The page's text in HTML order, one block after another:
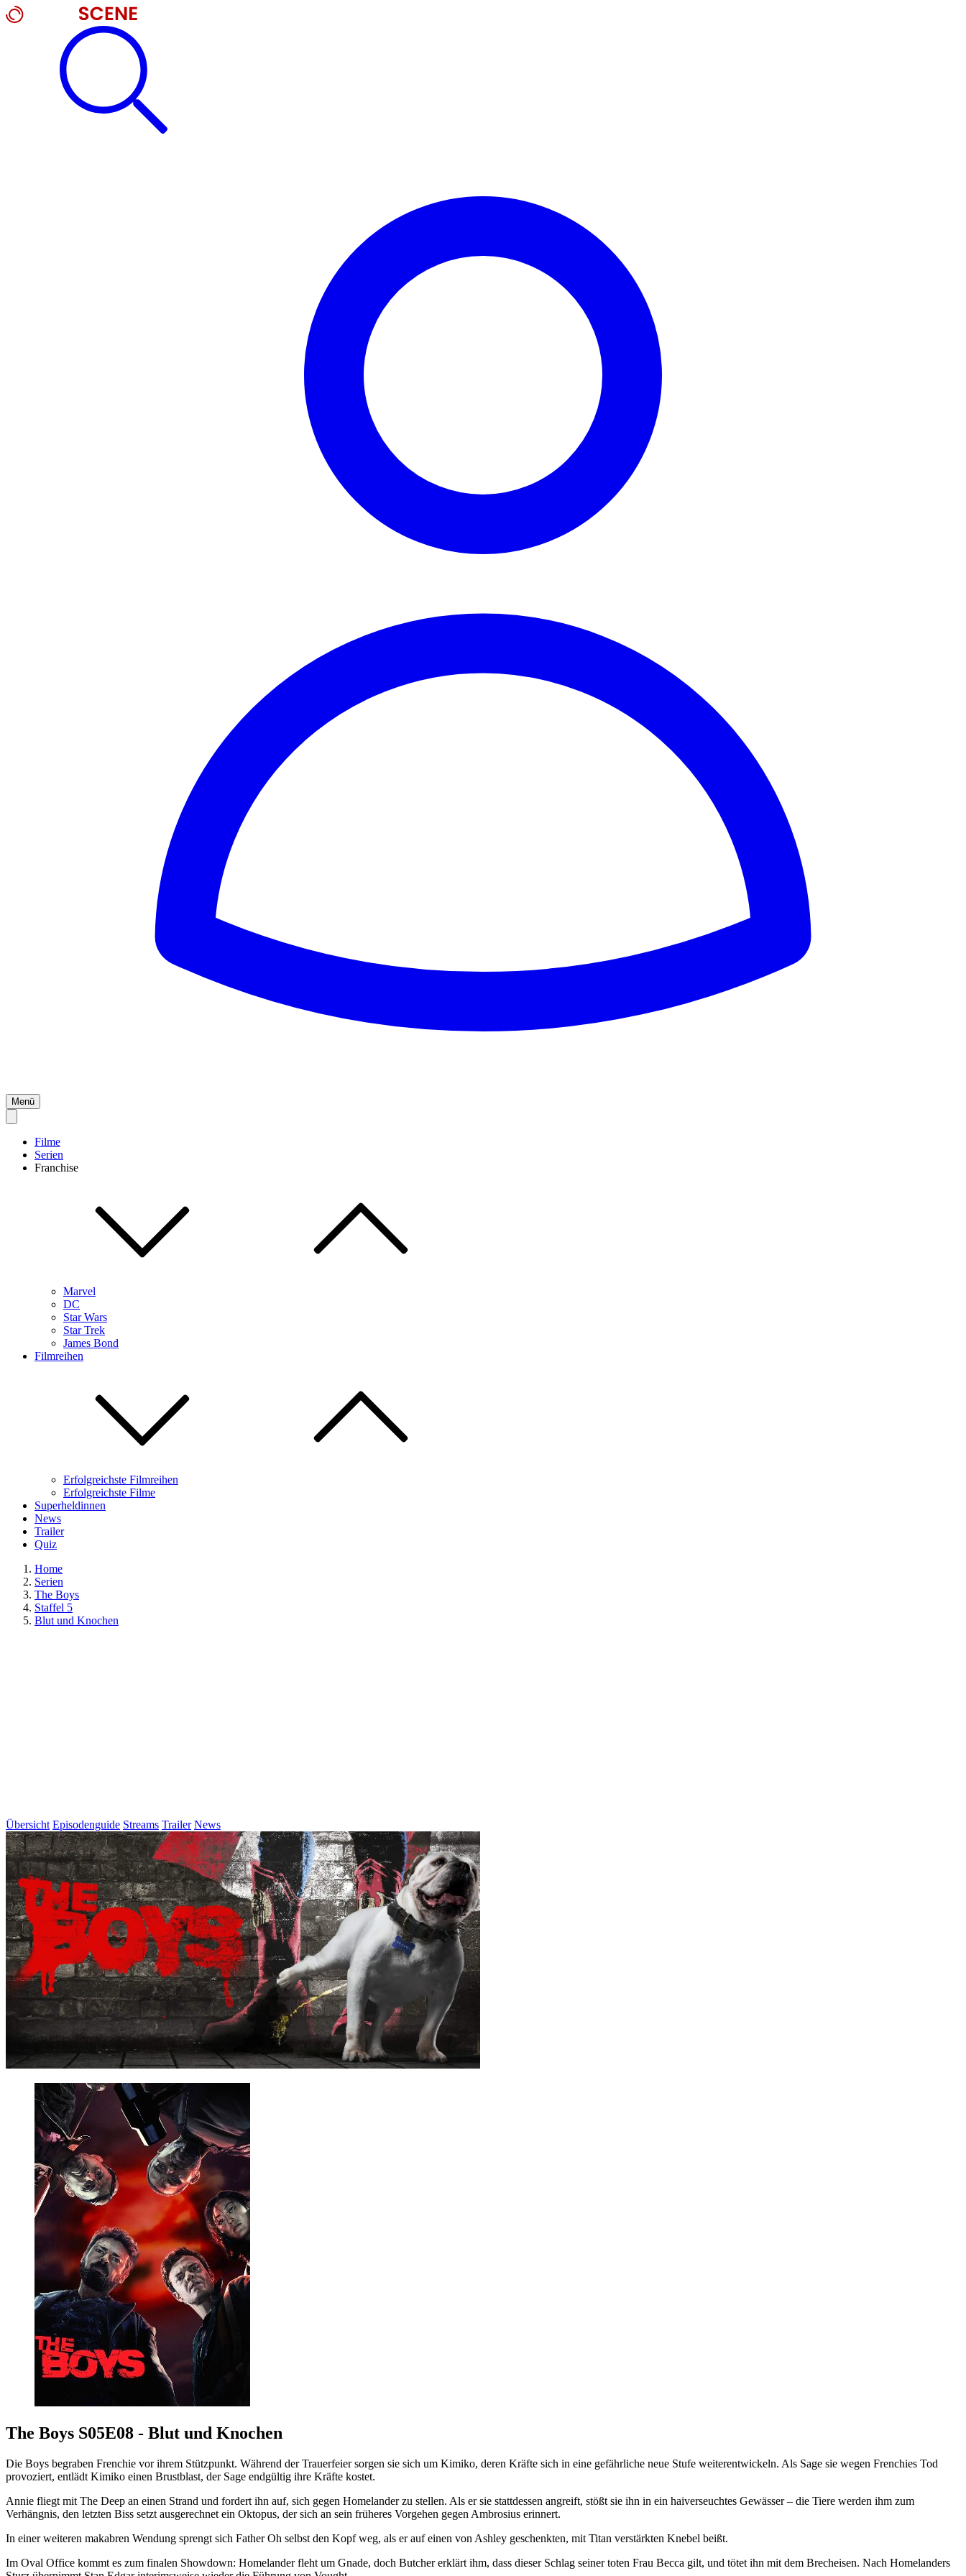
Menü
Filme
Serien
Franchise
Marvel
DC
Star Wars
Star Trek
James Bond
Filmreihen
Erfolgreichste Filmreihen
Erfolgreichste Filme
Superheldinnen
News
Trailer
Quiz
Home
Serien
The Boys
Staffel 5
Blut und Knochen
Übersicht Episodenguide Streams Trailer News
The Boys S05E08 - Blut und Knochen
Die Boys begraben Frenchie vor ihrem Stützpunkt. Während der Trauerfeier sorgen sie sich um Kimiko, deren Kräfte sich in eine gefährliche neue Stufe weiterentwickeln. Als Sage sie wegen Frenchies Tod
provoziert, entlädt Kimiko einen Brustblast, der Sage endgültig ihre Kräfte kostet.
Annie fliegt mit The Deep an einen Strand und fordert ihn auf, sich gegen Homelander zu stellen. Als er sie stattdessen angreift, stößt sie ihn in ein haiverseuchtes Gewässer – die Tiere werden ihm zum
Verhängnis, den letzten Biss setzt ausgerechnet ein Oktopus, der sich an sein früheres Vorgehen gegen Ambrosius erinnert.
In einer weiteren makabren Wendung sprengt sich Father Oh selbst den Kopf weg, als er auf einen von Ashley geschenkten, mit Titan verstärkten Knebel beißt.
Im Oval Office kommt es zum finalen Showdown: Homelander fleht um Gnade, doch Butcher erklärt ihm, dass dieser Schlag seiner toten Frau Becca gilt, und tötet ihn mit dem Brecheisen. Nach Homelanders